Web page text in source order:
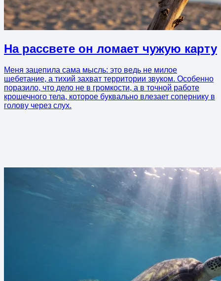
На рассвете он ломает чужую карту
Меня зацепила сама мысль: это ведь не милое
щебетание, а тихий захват территории звуком. Особенно
поразило, что дело не в громкости, а в точной работе
крошечного тела, которое буквально влезает сопернику в
голову через слух.